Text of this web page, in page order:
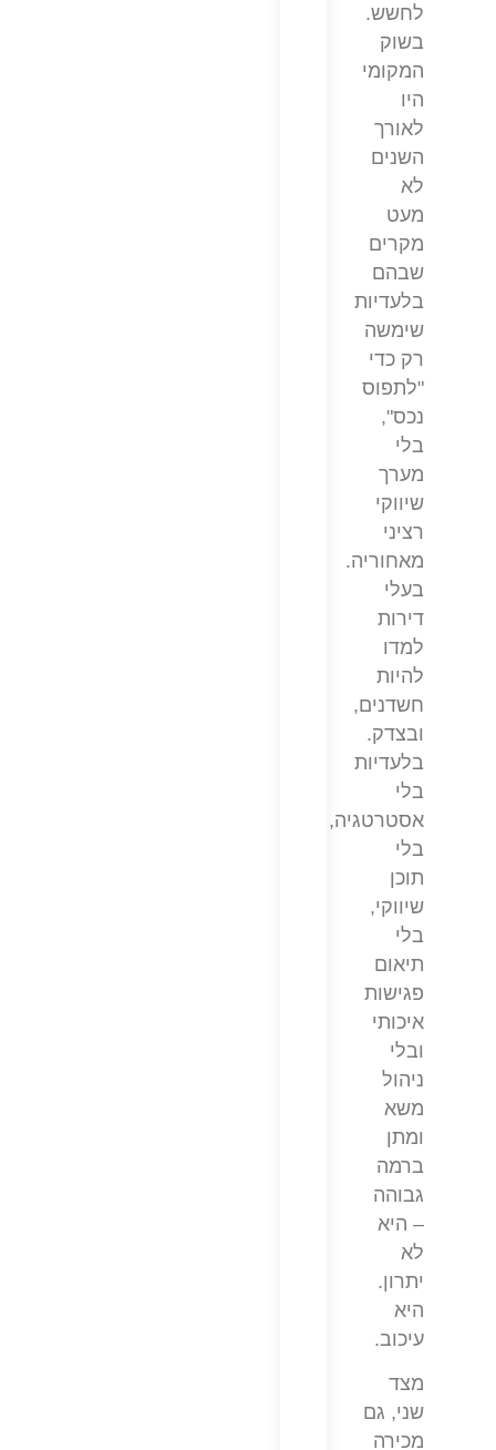
לחשש.
בשוק
המקומי
היו
לאורך
השנים
לא
מעט
מקרים
שבהם
בלעדיות
שימשה
רק כדי
"לתפוס
נכס",
בלי
מערך
שיווקי
רציני
מאחוריה.
בעלי
דירות
למדו
להיות
חשדנים,
ובצדק.
בלעדיות
בלי
אסטרטגיה,
בלי
תוכן
שיווקי,
בלי
תיאום
פגישות
איכותי
ובלי
ניהול
משא
ומתן
ברמה
גבוהה
– היא
לא
יתרון.
היא
עיכוב.
מצד
שני, גם
מכירה